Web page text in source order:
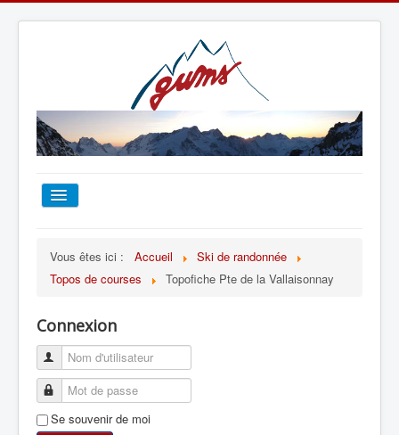
TOUT SUR LE GUMS
ESCALADE
ALPINISME
SKI DE RANDONNÉE
Vous êtes ici : Accueil
Ski de randonnée
Topos de courses
Topofiche Pte de la Vallaisonnay
Connexion
Se souvenir de moi